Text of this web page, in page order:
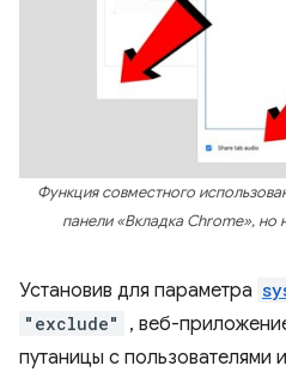
Функция совместного
панели «Вкладка Chrome», но
Установив для параметра
"exclude"
, веб-
путаницы с пользователями